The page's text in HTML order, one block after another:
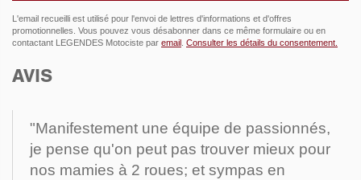
L'email recueilli est utilisé pour l'envoi de lettres d'informations et d'offres
promotionnelles. Vous pouvez vous désabonner dans ce même formulaire ou en
contactant LEGENDES Motociste par email . Consulter les détails du consentement.
AVIS
"Manifestement une équipe de passionnés,
je pense qu'on peut pas trouver mieux pour
nos mamies à 2 roues; et sympas en